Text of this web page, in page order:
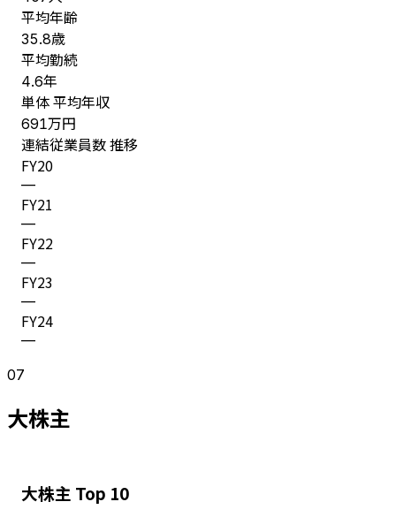
平均年齢
35.8歳
平均勤続
4.6年
単体 平均年収
691万円
連結従業員数 推移
FY20
—
FY21
—
FY22
—
FY23
—
FY24
—
07
大株主
大株主 Top 10